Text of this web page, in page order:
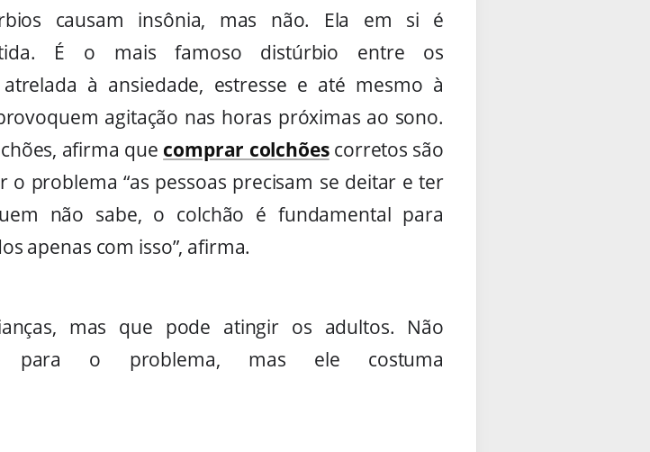
causam insônia, mas não. Ela em si é
É o mais famoso distúrbio entre os
à ansiedade, estresse e até mesmo à
agitação nas horas próximas ao sono.
afirma que comprar colchõescorretos são
problema “as pessoas precisam se deitar e ter
não sabe, o colchão é fundamental para
apenas com isso”, afirma.
mas que pode atingir os adultos. Não
para o problema, mas ele costuma